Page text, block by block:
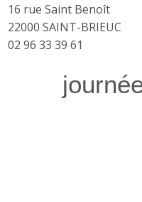
16 rue Saint Benoît
22000 SAINT-BRIEUC
02 96 33 39 61